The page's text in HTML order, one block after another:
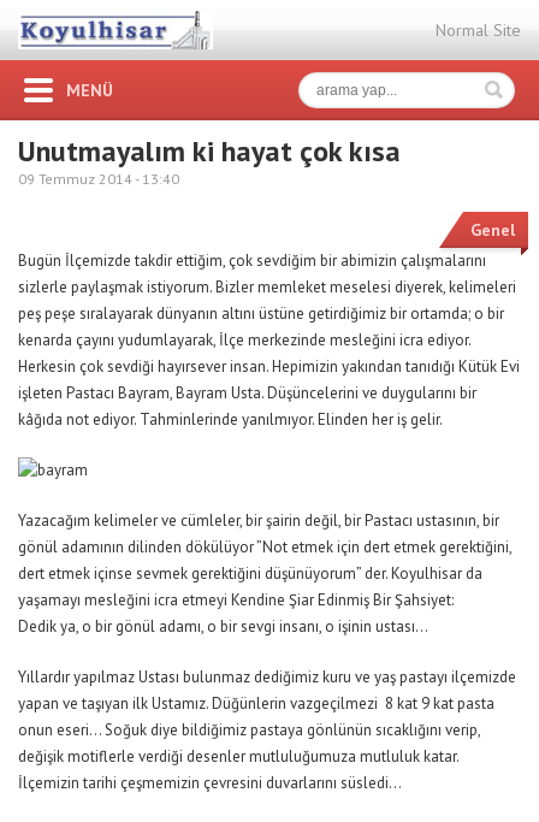
Normal Site
MENÜ
Unutmayalım ki hayat çok kısa
09 Temmuz 2014 - 13:40
Genel
Bugün İlçemizde takdir ettiğim, çok sevdiğim bir abimizin çalışmalarını
sizlerle paylaşmak istiyorum. Bizler memleket meselesi diyerek, kelimeleri
peş peşe sıralayarak dünyanın altını üstüne getirdiğimiz bir ortamda; o bir
kenarda çayını yudumlayarak, İlçe merkezinde mesleğini icra ediyor.
Herkesin çok sevdiği hayırsever insan. Hepimizin yakından tanıdığı Kütük Evi
işleten Pastacı Bayram, Bayram Usta. Düşüncelerini ve duygularını bir
kâğıda not ediyor. Tahminlerinde yanılmıyor. Elinden her iş gelir.
Yazacağım kelimeler ve cümleler, bir şairin değil, bir Pastacı ustasının, bir
gönül adamının dilinden dökülüyor ”Not etmek için dert etmek gerektiğini,
dert etmek içinse sevmek gerektiğini düşünüyorum” der. Koyulhisar da
yaşamayı mesleğini icra etmeyi Kendine Şiar Edinmiş Bir Şahsiyet:
Dedik ya, o bir gönül adamı, o bir sevgi insanı, o işinin ustası…
Yıllardır yapılmaz Ustası bulunmaz dediğimiz kuru ve yaş pastayı ilçemizde
yapan ve taşıyan ilk Ustamız. Düğünlerin vazgeçilmezi 8 kat 9 kat pasta
onun eseri… Soğuk diye bildiğimiz pastaya gönlünün sıcaklığını verip,
değişik motiflerle verdiği desenler mutluluğumuza mutluluk katar.
İlçemizin tarihi çeşmemizin çevresini duvarlarını süsledi…